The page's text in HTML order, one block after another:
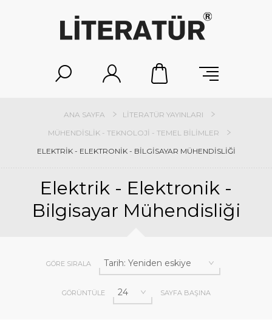
ANA SAYFA
LITERATÜR YAYINLARI
MÜHENDISLIK - TEKNOLOJI - TEMEL BILIMLER
ELEKTRIK - ELEKTRONIK - BILGISAYAR MÜHENDISLIĞI
Elektrik - Elektronik -
Bilgisayar Mühendisliği
GÖRE SIRALA
GÖRÜNTÜLE SAYFA BAŞINA